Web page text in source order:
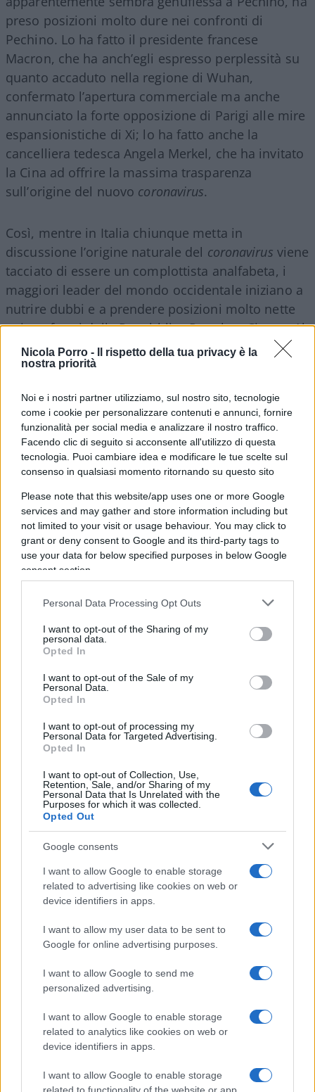
Nicola Porro -
Il rispetto della tua privacy è la
nostra priorità
Noi e i nostri partner utilizziamo, sul nostro sito, tecnologie
come i cookie per personalizzare contenuti e annunci, fornire
funzionalità per social media e analizzare il nostro traffico.
Facendo clic di seguito si acconsente all'utilizzo di questa
tecnologia. Puoi cambiare idea e modificare le tue scelte sul
consenso in qualsiasi momento ritornando su questo sito
Please note that this website/app uses one or more Google
services and may gather and store information including but
not limited to your visit or usage behaviour. You may click to
grant or deny consent to Google and its third-party tags to
use your data for below specified purposes in below Google
consent section.
Personal Data Processing Opt Outs
I want to opt-out of the Sharing of my
personal data.
Opted In
I want to opt-out of the Sale of my
Personal Data.
Opted In
I want to opt-out of processing my
Personal Data for Targeted Advertising.
Opted In
I want to opt-out of Collection, Use,
Retention, Sale, and/or Sharing of my
Personal Data that Is Unrelated with the
Purposes for which it was collected.
Opted Out
Google consents
I want to allow Google to enable storage
related to advertising like cookies on web or
device identifiers in apps.
I want to allow my user data to be sent to
Google for online advertising purposes.
I want to allow Google to send me
personalized advertising.
I want to allow Google to enable storage
related to analytics like cookies on web or
device identifiers in apps.
I want to allow Google to enable storage
preso posizioni molto dure nei confronti di
Pechino. Lo ha fatto il presidente francese
Macron, che ha anch’egli espresso perplessità su
quanto accaduto nella regione di Wuhan,
confermato l’apertura commerciale ma anche
annunciato la forte opposizione di Parigi alle mire
espansionistiche di Xi; lo ha fatto anche la
cancelliera tedesca Angela Merkel, che ha invitato
la Cina ad offrire la massima trasparenza
sull’origine del nuovo coronavirus.
Così, mentre in Italia chiunque metta in
discussione l’origine naturale del coronavirus viene
tacciato di essere un complottista analfabeta, i
maggiori leader del mondo occidentale iniziano a
nutrire dubbi e a prendere posizioni molto nette
nei confronti della Repubblica Popolare Cinese. Al
di là dell’origine del virus, si tratta di posizioni
fondamentali nel dopo emergenza, che davanti
all’Occidente di reagire con la stessa moneta,
ponendo Pechino davanti alle proprie
responsabilità. Una reazione che, associata alla
probabile contrazione della crescita cinese,
potrebbe mettere davvero in difficoltà il potere di
Xi, portando magari a proteste e ad una reazione
interna anche al Partito Comunista al potere.
Anello debole di questa reazione occidentale alla
narrazione cinese è, purtroppo, l’Italia. Qui, quasi
passare l’idea che l’origine delcoronavirussia da
ricondurre alla Lombardia, una tesi folle, figlia di
una assurda manipolazione cinese di una
intervista ad un medico italiano. Manipolazione
del Governo italiano. Inviando qualche medico e
qualche mascherina, quindi, la Cina è riuscita a
far breccia anche nel cuore degli italiani che,
secondo un sondaggio diSWG, oggi nutrirebbero
addirittura più fiducia in Pechino che in
Washington (un risultato su cui riflettere, dato che
gli aiuti americani all’Italia non sono mancati –
come ammesso anche da Di Maio – ma non c’è
stata molta informazione sui media italiani. Sulle
motivazioni di questa mancanza di informazione
ognuno tragga le proprie conclusioni). Non solo:
in Italia abbiamo avuto addirittura un supposto
invitato il governo a stringere relazioni
preferenziali con Pechino a discapito di quelle con
gli alleati occidentali, dicendosi certo che la Cina
vincerà una “terza guerra mondiale” senza sparare
un colpo.